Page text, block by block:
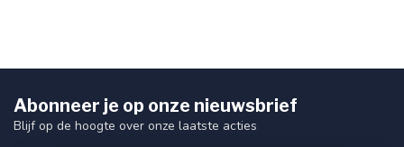
Abonneer je op onze nieuwsbrief
Blijf op de hoogte over onze laatste acties